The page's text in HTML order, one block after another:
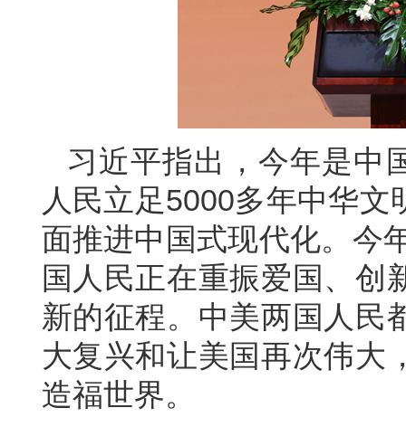
习近平指出，今年是中
人民立足5000多年中华
面推进中国式现代化。今
国人民正在重振爱国、创
新的征程。中美两国人民
大复兴和让美国再次伟大
造福世界。